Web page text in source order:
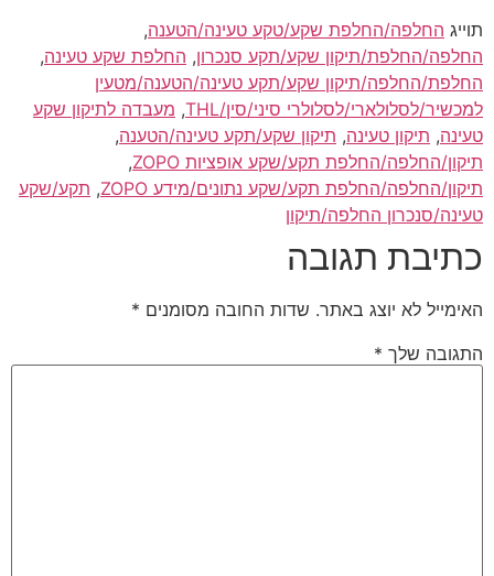
תוייג החלפה/החלפת שקע/טקע טעינה/הטענה,
החלפה/החלפת/תיקון שקע/תקע סנכרון, החלפת שקע טעינה,
החלפת/החלפה/תיקון שקע/תקע טעינה/הטענה/מטעין
למכשיר/לסלולארי/לסלולרי סיני/סין/THL
, מעבדה לתיקון שקע
טעינה, תיקון טעינה, תיקון שקע/תקע טעינה/הטענה,
תיקון/החלפה/החלפת תקע/שקע אופציות ZOPO
,
תיקון/החלפה/החלפת תקע/שקע נתונים/מידע ZOPO
, תקע/שקע
טעינה/סנכרון החלפה/תיקון
כתיבת תגובה
האימייל לא יוצג באתר. שדות החובה מסומנים *
התגובה שלך *